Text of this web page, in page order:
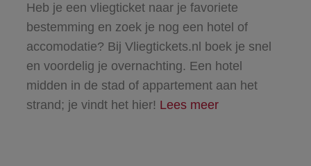
Heb je een vliegticket naar je favoriete
bestemming en zoek je nog een hotel of
accomodatie? Bij Vliegtickets.nl boek je snel
en voordelig je overnachting. Een hotel
midden in de stad of appartement aan het
strand; je vindt het hier! Lees meer